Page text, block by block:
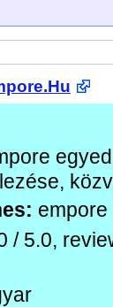
empore
/ 5.0,